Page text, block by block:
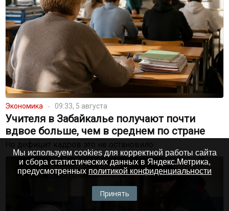
Экономика 09:33, 5 августа
Учителя в Забайкалье получают почти
вдвое больше, чем в среднем по стране
Мы используем cookies для корректной работы сайта
и сбора статистических данных в Яндекс.Метрика,
предусмотренных политикой конфиденциальности
Принять